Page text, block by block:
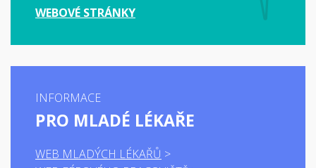
WEBOVÉ STRÁNKY
INFORMACE
PRO MLADÉ LÉKAŘE
WEB MLADÝCH LÉKAŘŮ